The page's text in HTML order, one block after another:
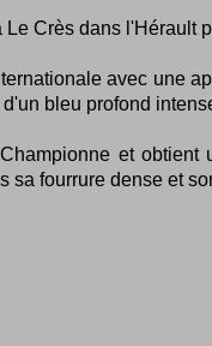
Crès dans l'Hérault
avec une
bleu profond
et obtient
sa fourrure dense et